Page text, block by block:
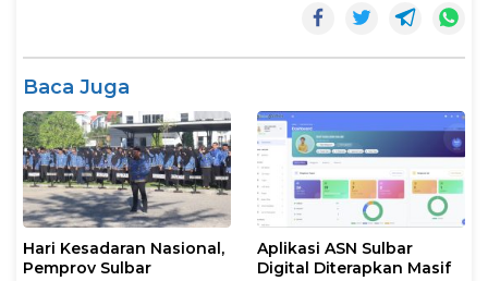
Baca Juga
Hari Kesadaran Nasional,
Pemprov Sulbar
Aplikasi ASN Sulbar
Digital Diterapkan Masif